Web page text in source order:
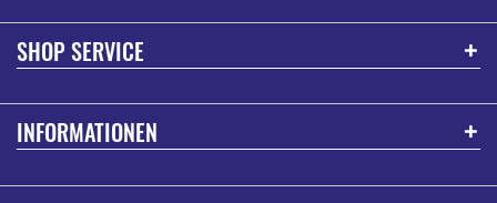
SHOP SERVICE
INFORMATIONEN